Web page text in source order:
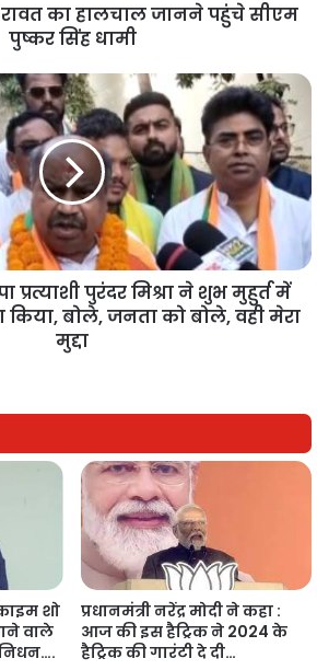
रावत का हालचाल जानने पहुंचे सीएम
पुष्कर सिंह धामी
प्रत्याशी पुरंदर मिश्रा ने शुभ मुहुर्त में
बोले, जनता को बोले, वही मेरा
मुद्दा
शो
वाले
प्रधानमंत्री नरेंद्र मोदी ने कहा :
आज की इस हैट्रिक ने 2024 के
हैट्रिक की गारंटी दे दी…